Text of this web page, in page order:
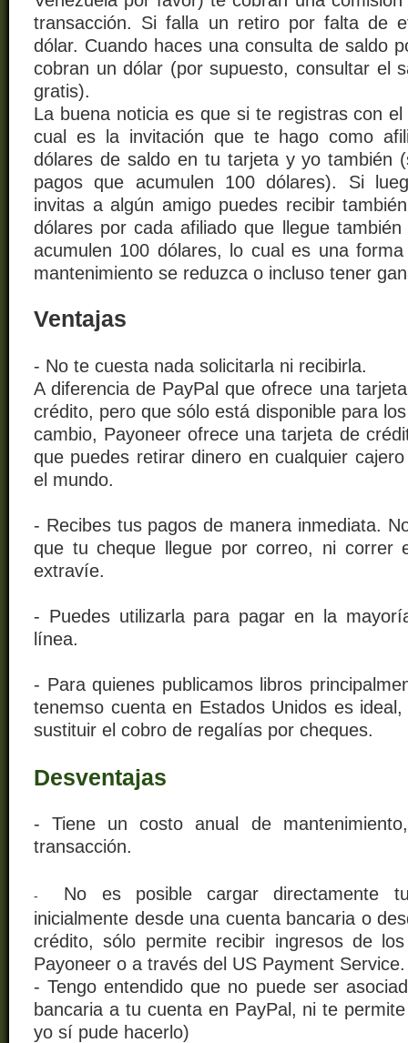
transacción. Si falla un retiro por falta de
dólar. Cuando haces una consulta de saldo
cobran un dólar (por supuesto, consultar el
gratis).
La buena noticia es que si te registras con
cual es la invitación que te hago como
dólares de saldo en tu tarjeta y yo también
pagos que acumulen 100 dólares). Si
invitas a algún amigo puedes recibir
dólares por cada afiliado que llegue
acumulen 100 dólares, lo cual es una
mantenimiento se reduzca o incluso tener
Ventajas
- No te cuesta nada solicitarla ni recibirla.
A diferencia de PayPal que ofrece una
crédito, pero que sólo está disponible para
cambio, Payoneer ofrece una tarjeta de
que puedes retirar dinero en cualquier
el mundo.
- Recibes tus pagos de manera inmediata.
que tu cheque llegue por correo, ni correr
extravíe.
- Puedes utilizarla para pagar en la
línea.
- Para quienes publicamos libros
tenemso cuenta en Estados Unidos es
sustituir el cobro de regalías por cheques.
Desventajas
- Tiene un costo anual de
transacción.
- No es posible cargar directamente
inicialmente desde una cuenta bancaria o
crédito, sólo permite recibir ingresos de
Payoneer o a través del US Payment Service.
- Tengo entendido que no puede ser
bancaria a tu cuenta en PayPal, ni te
yo sí pude hacerlo)